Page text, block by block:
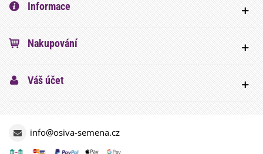
Informace
Nakupování
Váš účet
info@osiva-semena.cz